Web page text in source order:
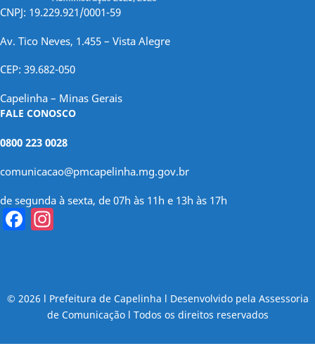
CNPJ: 19.229.921/0001-59
Av. Tico Neves, 1.455 – Vista Alegre
CEP: 39.682-050
Capelinha – Minas Gerais
FALE CONOSCO
0800 223 0028
comunicacao@pmcapelinha.mg.gov.br
de segunda à sexta, de 07h às 11h e 13h às 17h
Facebook
© 2026 l Prefeitura de Capelinha l Desenvolvido pela Assessoria
de Comunicação l Todos os direitos reservados